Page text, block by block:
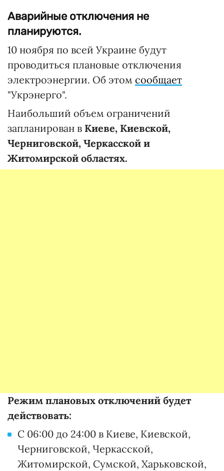
Аварийные отключения не
планируются.
10 ноября по всей Украине будут
проводиться плановые отключения
электроэнергии. Об этом сообщает
"Укрэнерго".
Наибольший объем ограничений
запланирован в Киеве, Киевской,
Черниговской, Черкасской и
Житомирской областях.
Режим плановых отключений будет
действовать:
С 06:00 до 24:00 в Киеве, Киевской,
Черниговской, Черкасской,
Житомирской, Сумской, Харьковской,